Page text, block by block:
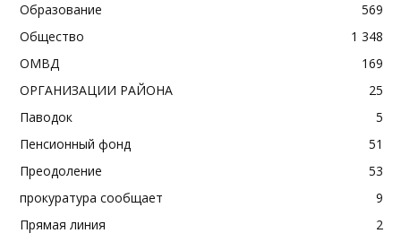
Образование
569
Общество
1 348
ОМВД
169
ОРГАНИЗАЦИИ РАЙОНА
25
Паводок
5
Пенсионный фонд
51
Преодоление
53
прокуратура сообщает
9
Прямая линия
2